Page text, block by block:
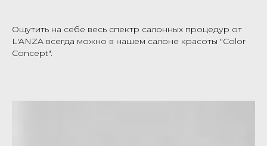
Ощутить на себе весь спектр салонных процедур от
L'ANZA всегда можно в нашем салоне красоты "Color
Concept".